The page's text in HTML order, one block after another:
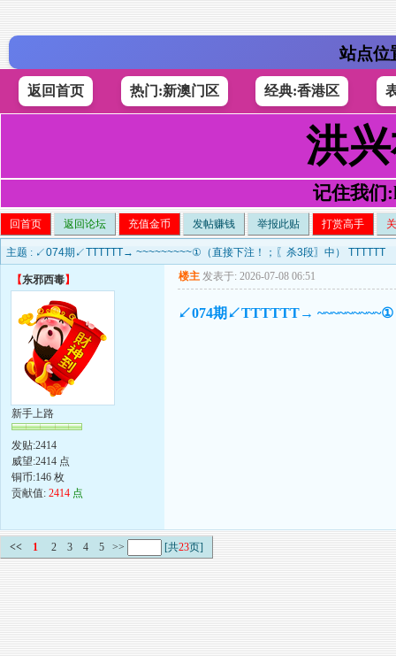
站点位
返回首页 热门:新澳门区 经典:香港区
洪
记住我们
回首页 返回论坛 充值金币 发帖赚钱 举报此贴 打赏高手
主题 : ↙074期↙TTTTTT→ ~~~~~~~~~①（直接下注！；〖杀3段〗中） TTTTTT
【东邪西毒】
新手上路
发贴:2414
威望:2414 点
铜币:146 枚
贡献值: 2414 点
楼主 发表于: 2026-07-08 06:51
↙074期↙TTTTTT→ ~~~~~~~~~①
<< 1 2 3 4 5 >> [共23页]